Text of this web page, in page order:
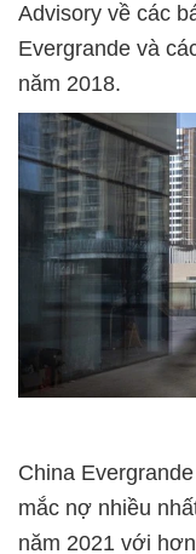
Advisory về các
Evergrande và
năm 2018.
China
mắc nợ nhiều
năm 2021 với